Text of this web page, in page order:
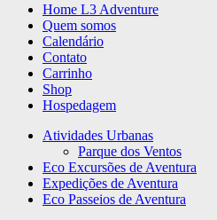
Home L3 Adventure
Quem somos
Calendário
Contato
Carrinho
Shop
Hospedagem
Atividades Urbanas
Parque dos Ventos
Eco Excursões de Aventura
Expedições de Aventura
Eco Passeios de Aventura